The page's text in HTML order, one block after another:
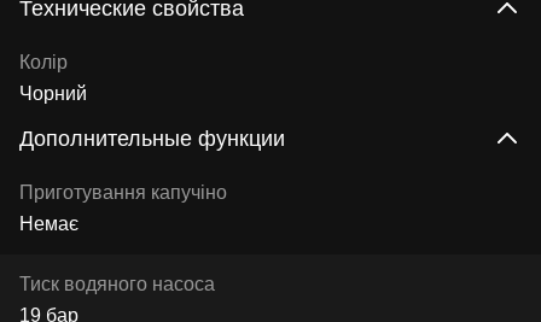
Технические свойства
Колір
Чорний
Дополнительные функции
Приготування капучіно
Немає
Тиск водяного насоса
19 бар